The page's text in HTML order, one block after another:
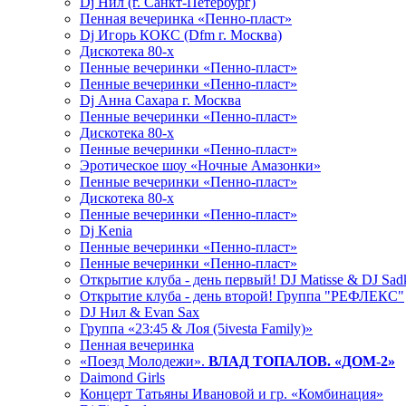
Пенная вечеринка «Пенно-пласт»
Dj Игорь КОКС (Dfm г. Москва)
Дискотека 80-х
Пенные вечеринки «Пенно-пласт»
Пенные вечеринки «Пенно-пласт»
Dj Анна Сахара г. Москва
Пенные вечеринки «Пенно-пласт»
Дискотека 80-х
Пенные вечеринки «Пенно-пласт»
Эротическое шоу «Ночные Амазонки»
Пенные вечеринки «Пенно-пласт»
Дискотека 80-х
Пенные вечеринки «Пенно-пласт»
Dj Kenia
Пенные вечеринки «Пенно-пласт»
Пенные вечеринки «Пенно-пласт»
Открытие клуба - день первый! DJ Matisse & DJ
Открытие клуба - день второй! Группа "РЕФЛЕКС"
DJ Нил & Evan Sax
Группа «23:45 & Лоя (5ivesta Family)»
Пенная вечеринка
«Поезд Молодежи». ВЛАД ТОПАЛОВ. «ДОМ-2»
Daimond Girls
Концерт Татьяны Ивановой и гр. «Комбинация»